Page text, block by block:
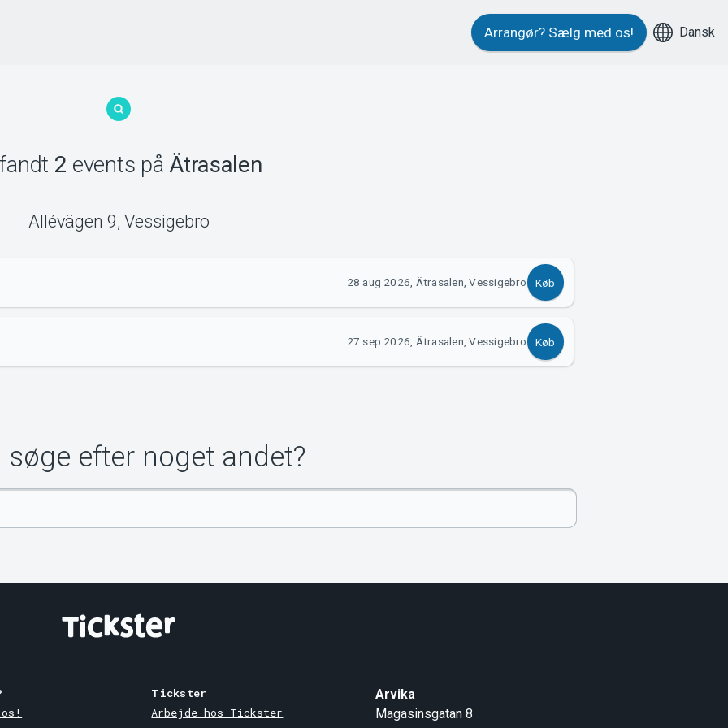
Arrangør? Sælg med os! Dansk
2 events på Ätrasalen
Allévägen 9, Vessigebro
28 aug 2026, Ätrasalen, Vessigebro Køb
27 sep 2026, Ätrasalen, Vessigebro Køb
søge efter noget andet?
Tickster
Arbejde hos Tickster
Arvika
Magasinsgatan 8